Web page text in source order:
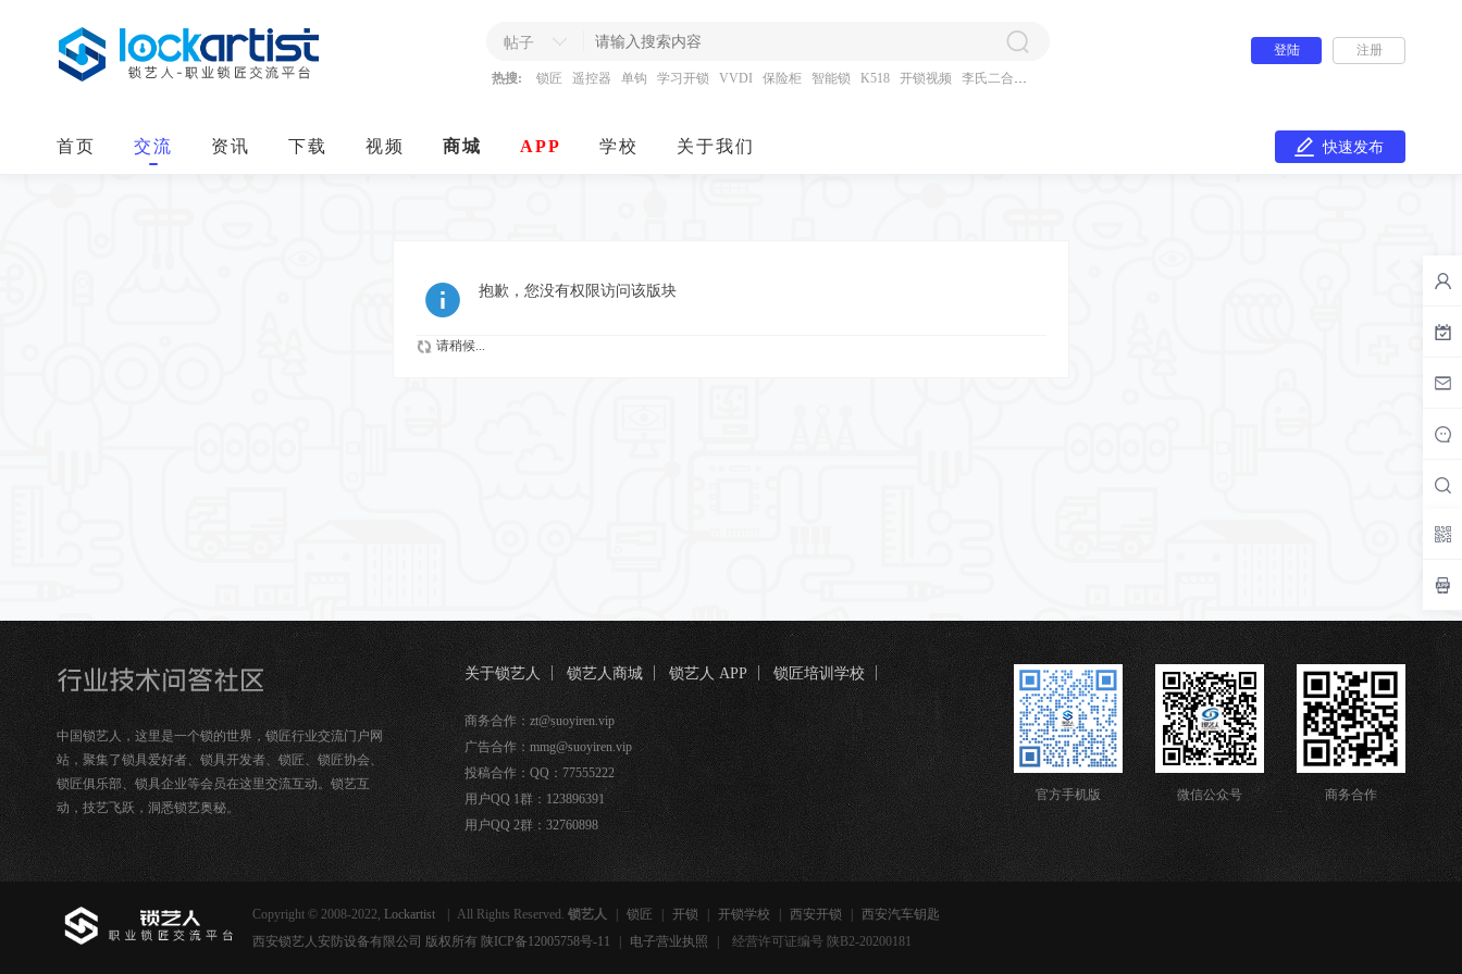
帖子
热搜: 锁匠 遥控器 单钩 学习开锁 VVDI 保险柜 智能锁 K518 开锁视频 李氏二合一
登陆 注册
首页 交流 资讯 下载 视频 商城 APP 学校 关于我们 快速发布
抱歉，您没有权限访问该版块
请稍候...
中国锁艺人，这里是一个锁的世界，锁匠行业交流门户网
站，聚集了锁具爱好者、锁具开发者、锁匠、锁匠协会、
锁匠俱乐部、锁具企业等会员在这里交流互动。锁艺互
动，技艺飞跃，洞悉锁艺奥秘。
关于锁艺人 锁艺人商城 锁艺人 APP
锁匠培训学校
锁匠宝
商务合作：zt@suoyiren.vip
广告合作：mmg@suoyiren.vip
投稿合作：QQ：77555222
用户QQ 1群：123896391
用户QQ 2群：32760898
官方手机版 微信公众号 商务合作
Copyright © 2008-2022, Lockartist All Rights Reserved. 锁艺人 锁匠 开锁 开锁学校 西安开锁
西安汽车钥匙
西安锁艺人安防设备有限公司 版权所有 陕ICP备12005758号-11
电子营业执照 经营许可证编号 陕B2-20200181